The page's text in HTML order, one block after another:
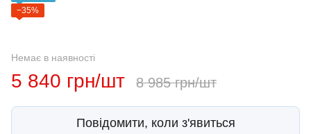
−35%
Немає в наявності
5 840 грн/шт 8 985 грн/шт
Повідомити, коли з'явиться